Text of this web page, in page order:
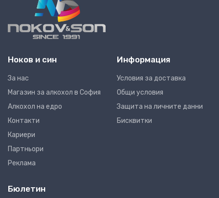
Ноков и син
За нас
Магазин за алкохол в София
Алкохол на едро
Контакти
Кариери
Партньори
Реклама
Информация
Условия за доставка
Общи условия
Защита на личните данни
Бисквитки
Бюлетин